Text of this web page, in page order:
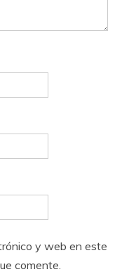
y web en este
comente.